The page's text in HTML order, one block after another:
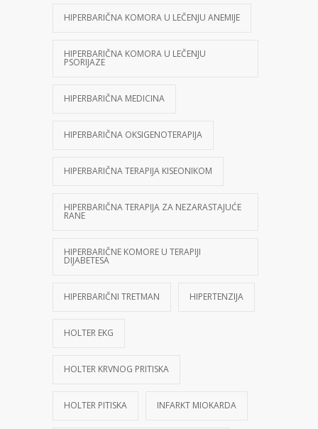
HIPERBARIČNA KOMORA U LEČENJU ANEMIJE
HIPERBARIČNA KOMORA U LEČENJU
PSORIJAZE
HIPERBARIČNA MEDICINA
HIPERBARIČNA OKSIGENOTERAPIJA
HIPERBARIČNA TERAPIJA KISEONIKOM
HIPERBARIČNA TERAPIJA ZA NEZARASTAJUĆE
RANE
HIPERBARIČNE KOMORE U TERAPIJI
DIJABETESA
HIPERBARIČNI TRETMAN HIPERTENZIJA
HOLTER EKG
HOLTER KRVNOG PRITISKA
HOLTER PITISKA INFARKT MIOKARDA